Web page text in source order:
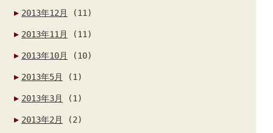
2013年12月 (11)
2013年11月 (11)
2013年10月 (10)
2013年5月 (1)
2013年3月 (1)
2013年2月 (2)